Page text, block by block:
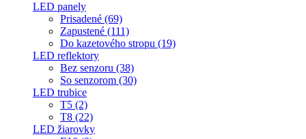
LED panely
Prisadené (69)
Zapustené (111)
Do kazetového stropu (19)
LED reflektory
Bez senzoru (38)
So senzorom (30)
LED trubice
T5 (2)
T8 (22)
LED žiarovky